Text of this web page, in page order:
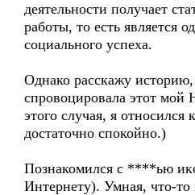
деятельности получает
работы, то есть является
социального успеха.
Однако расскажу историю,
спровоцировала этот
этого случая, я
достаточно спокойно.)
Познакомился с ****ью
Интернету). Умная, что-то